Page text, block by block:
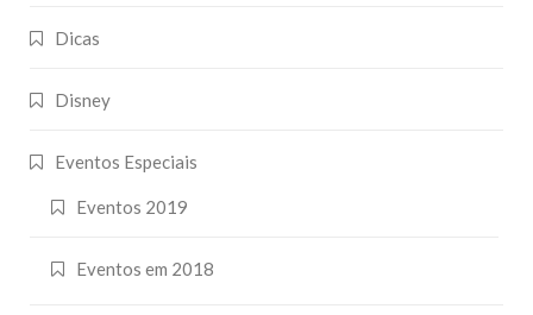
Dicas
Disney
Eventos Especiais
Eventos 2019
Eventos em 2018